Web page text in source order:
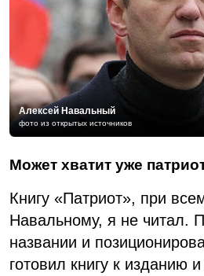
Алексей Навальный
фото из открытых источников
Может хватит уже
Книгу «Патриот», при
Навальному, я не читал.
названии и
готовил книгу к изданию